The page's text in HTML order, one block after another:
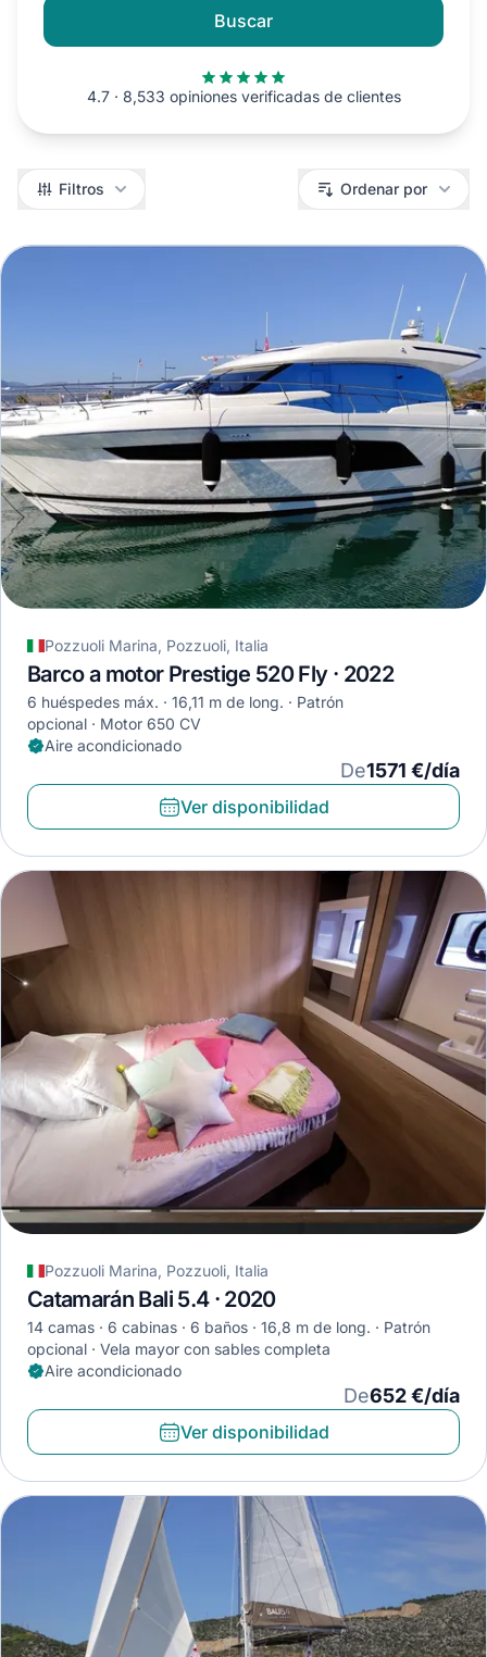
Buscar
4.7 · 8,533 opiniones verificadas de clientes
Filtros Filtros Ordenar por
Pozzuoli Marina, Pozzuoli, Italia
Barco a motor Prestige 520 Fly · 2022
6 huéspedes máx. 16,11 m de long.
Patrón
opcional
Motor 650 CV
Aire acondicionado
De1571 €/día
Ver disponibilidad
Pozzuoli Marina, Pozzuoli, Italia
Catamarán Bali 5.4 · 2020
14 camas 6 cabinas 6 baños 16,8 m de long.
Patrón
opcional
Vela mayor con sables completa
Aire acondicionado
De652 €/día
Ver disponibilidad